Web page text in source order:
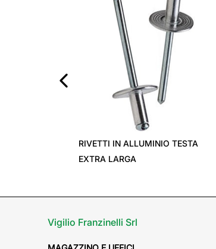
RIVETTI IN ALLUMINIO TESTA
EXTRA LARGA
Vigilio Franzinelli Srl